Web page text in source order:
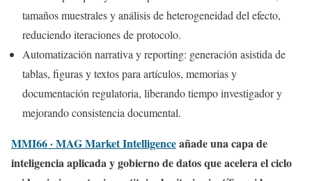
tamaños muestrales y análisis de heterogeneidad del efecto,
reduciendo iteraciones de protocolo.
Automatización narrativa y reporting: generación asistida de
tablas, figuras y textos para artículos, memorias y
documentación regulatoria, liberando tiempo investigador y
mejorando consistencia documental.
MMI66 · MAG Market Intelligenceañade una capa de
inteligencia aplicada y gobierno de datos que acelera el ciclo